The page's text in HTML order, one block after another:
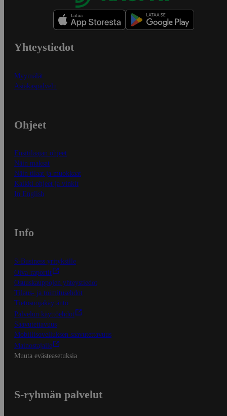
Yhteystiedot
Myymälät
Asiakaspalvelu
Ohjeet
Ensitilaajan ohjeet
Näin maksat
Näin tilaat ja muokkaat
Kaikki ohjeet ja vinkit
In English
Info
S-Business yrityksille
Oiva-raportit
Osuuskauppojen yhteystiedot
Tilaus- ja toimitusehdot
Tietosuojakäytäntö
Palvelun käyttöehdot
Saavutettavuus
Mobiilisovelluksen saavutettavuus
Mainostajalle
Muuta evästeasetuksia
S-ryhmän palvelut